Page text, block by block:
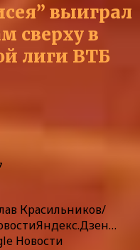
выиграл
сверху в
лиги ВТБ
Красильников/
Яндекс.Дзен…
Новости